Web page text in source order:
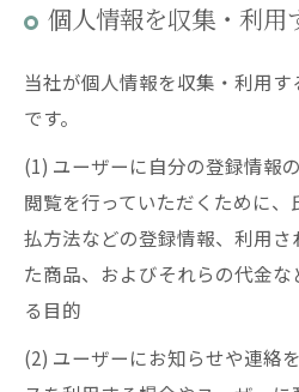
個人情報を収集・利用
当社が個人情報を収集・利用
です。
(1) ユーザーに自分の登録情報
閲覧を行っていただくために
払方法などの登録情報、利用
た商品、およびそれらの代金
る目的
(2) ユーザーにお知らせや連絡